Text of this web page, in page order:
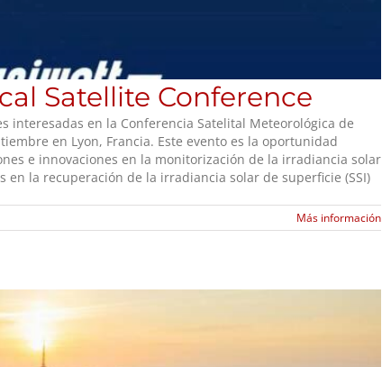
Satellite Conference
interesadas en la Conferencia Satelital Meteorológica de
en Lyon, Francia. Este evento es la oportunidad
e innovaciones en la monitorización de la irradiancia solar
la recuperación de la irradiancia solar de superficie (SSI)
Más información